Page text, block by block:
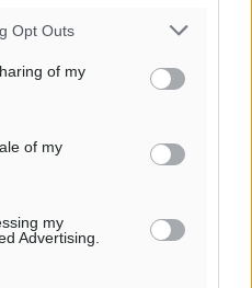
Opt Outs
of my
of my
my
Advertising.
τρία χρόνια θα είμαστε
της χώρας» Δημοπρατείται